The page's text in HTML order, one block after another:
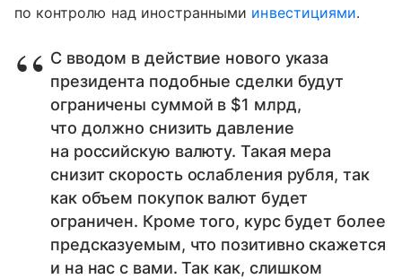
по контролю над иностранными инвестициями.
С вводом в действие нового указа
президента подобные сделки будут
ограничены суммой в $1 млрд,
что должно снизить давление
на российскую валюту. Такая мера
снизит скорость ослабления рубля, так
как объем покупок валют будет
ограничен. Кроме того, курс будет более
предсказуемым, что позитивно скажется
и на нас с вами. Так как, слишком